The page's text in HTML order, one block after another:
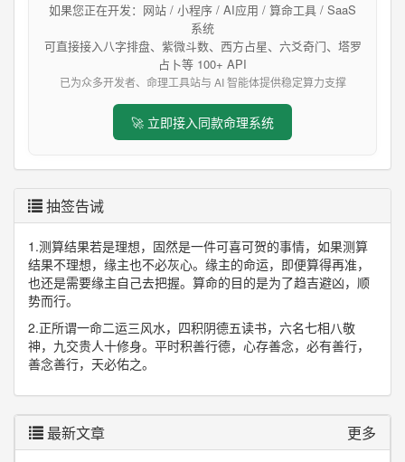
如果您正在开发：网站 / 小程序 / AI应用 / 算命工具 / SaaS
系统
可直接接入八字排盘、紫微斗数、西方占星、六爻奇门、塔罗
占卜等 100+ API
已为众多开发者、命理工具站与 AI 智能体提供稳定算力支撑
🚀 立即接入同款命理系统
抽签告诫
1.测算结果若是理想，固然是一件可喜可贺的事情，如果测算
结果不理想，缘主也不必灰心。缘主的命运，即便算得再准，
也还是需要缘主自己去把握。算命的目的是为了趋吉避凶，顺
势而行。
2.正所谓一命二运三风水，四积阴德五读书，六名七相八敬
神，九交贵人十修身。平时积善行德，心存善念，必有善行，
善念善行，天必佑之。
最新文章 更多